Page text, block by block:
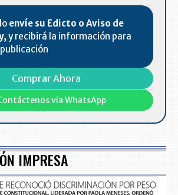
envíe su Edicto o Aviso de
y recibirá la información para
Comprar Ahora
vía WhatsApp
IMPRESA